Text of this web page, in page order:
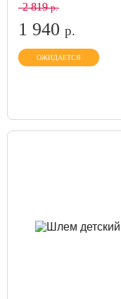
2 819р.
1 940 р.
ОЖИДАЕТСЯ